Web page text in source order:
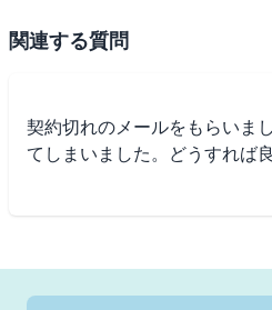
関連する質問
契約切れのメールをもらいま
てしまいました。どうすれば